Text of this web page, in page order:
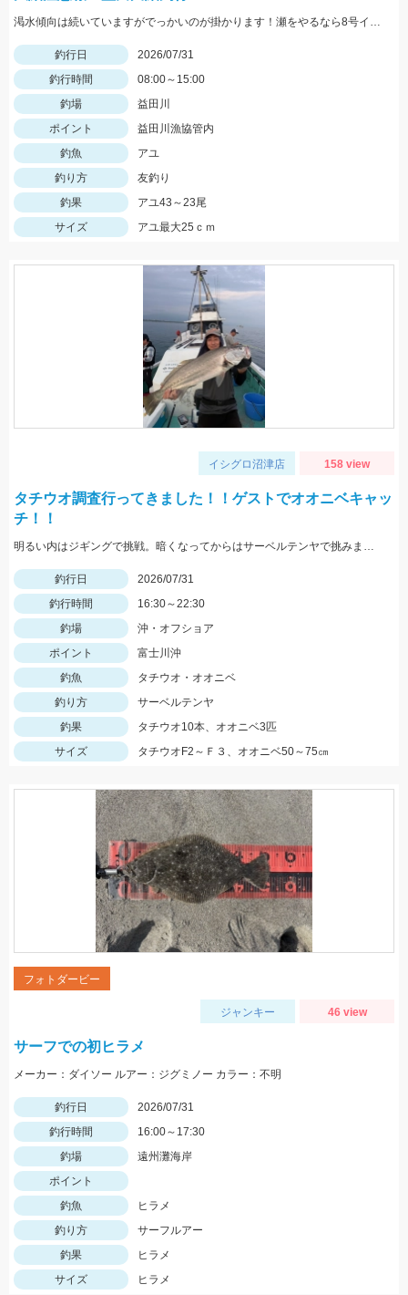
渇水傾向は続いていますがでっかいのが掛かります！瀬をやるなら8号イカリかヤナギがあった方が良いかもしれません！三河安城店岩﨑釣行
釣行日
2026/07/31
釣行時間
08:00～15:00
釣場
益田川
ポイント
益田川漁協管内
釣魚
アユ
釣り方
友釣り
釣果
アユ43～23尾
サイズ
アユ最大25ｃｍ
イシグロ沼津店 158 view
タチウオ調査行ってきました！！ゲストでオオニベキャッ
チ！！
明るい内はジギングで挑戦。暗くなってからはサーベルテンヤで挑みました！！ この日は食いが渋いようでポツポツでしたが、F2～F3タチウオは結構な数がいる様子で今後に期待です！！
釣行日
2026/07/31
釣行時間
16:30～22:30
釣場
沖・オフショア
ポイント
富士川沖
釣魚
タチウオ・オオニベ
釣り方
サーベルテンヤ
釣果
タチウオ10本、オオニベ3匹
サイズ
タチウオF2～Ｆ３、オオニベ50～75㎝
フォトダービー
ジャンキー 46 view
サーフでの初ヒラメ
メーカー：ダイソー ルアー：ジグミノー カラー：不明
釣行日
2026/07/31
釣行時間
16:00～17:30
釣場
遠州灘海岸
ポイント
釣魚
ヒラメ
釣り方
サーフルアー
釣果
ヒラメ
サイズ
ヒラメ